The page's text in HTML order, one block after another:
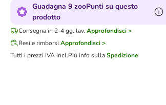
Guadagna 9 zooPunti su questo
prodotto
Consegna in 2-4 gg. lav. Approfondisci >
Resi e rimborsi Approfondisci >
Tutti i prezzi IVA incl.Più info sullaSpedizione